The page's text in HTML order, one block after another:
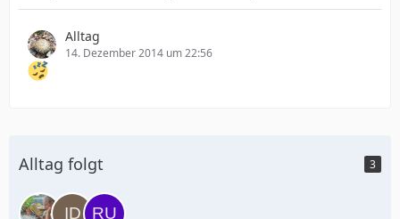
Alltag
14. Dezember 2014 um 22:56
Alltag folgt 3